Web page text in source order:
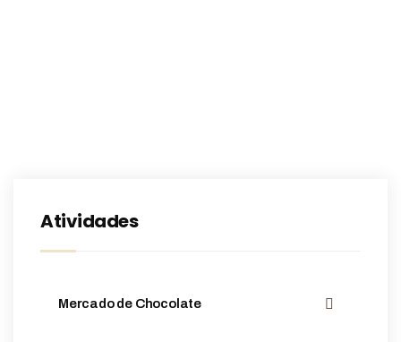
Atividades
Mercado de Chocolate